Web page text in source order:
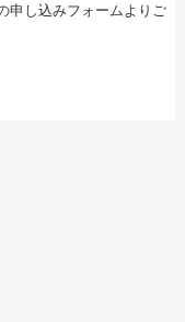
申し込みフォームよりご